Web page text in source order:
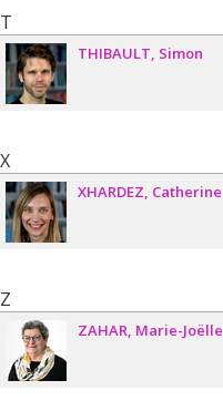
T
THIBAULT Simon
X
XHARDEZ Catherine
Z
ZAHAR Marie-Joëlle